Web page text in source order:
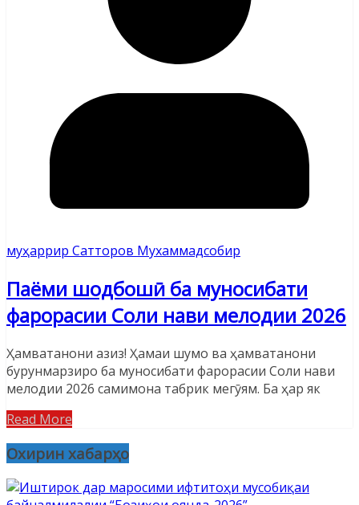
муҳаррир Сатторов Мухаммадсобир
Паёми шодбошӣ ба муносибати
фарорасии Соли нави мелодии 2026
Ҳамватанони азиз! Ҳамаи шумо ва ҳамватанони
бурунмарзиро ба муносибати фарорасии Соли нави
мелодии 2026 самимона табрик мегӯям. Ба ҳар як
Read More
Охирин хабарҳо